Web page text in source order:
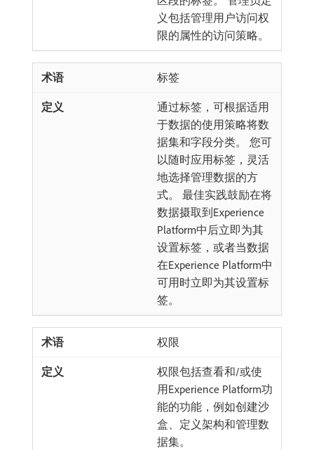
义包括管理用户访问权
限的属性的访问策略。
标签
通过标签，可根据适用
于数据的使用策略将数
据集和字段分类。 您可
以随时应用标签，灵活
地选择管理数据的方
式。 最佳实践鼓励在将
数据摄取到Experience
Platform中后立即为其
设置标签，或者当数据
在Experience Platform中
可用时立即为其设置标
签。
权限
权限包括查看和/或使
用Experience Platform功
能的功能，例如创建沙
盒、定义架构和管理数
据集。